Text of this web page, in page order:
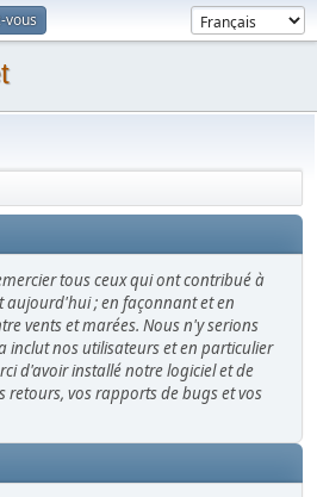
vous
tous ceux qui ont contribué à
aujourd'hui ; en façonnant et en
vents et marées. Nous n'y serions
inclut nos utilisateurs et en particulier
d'avoir installé notre logiciel et de
retours, vos rapports de bugs et vos